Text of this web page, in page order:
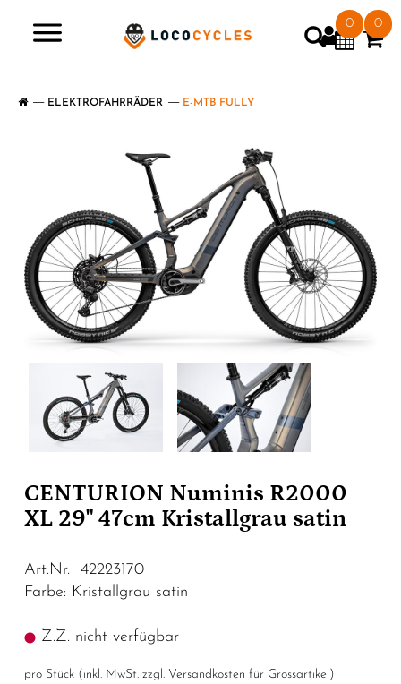
0 0
ELEKTROFAHRRÄDER E-MTB FULLY
CENTURION Numinis R2000
XL 29" 47cm Kristallgrau satin
Art.Nr. 42223170
Farbe: Kristallgrau satin
Z.Z. nicht verfügbar
pro Stück (inkl. MwSt. zzgl. Versandkosten für Grossartikel )